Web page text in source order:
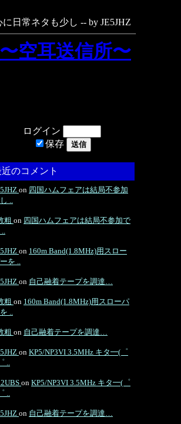
日常ネタも少し -- by JE5JHZ
〜空耳送信所〜
ログイン
保存
のコメント
on 四国ハムフェアは結局不参加
..
粗 on 四国ハムフェアは結局不参加で
..
on 160m Band(1.8MHz)用スロー
を ..
on 自己融着テープを調達…
粗 on 160m Band(1.8MHz)用スローパ
..
粗 on 自己融着テープを調達…
on KP5/NP3VI 3.5MHz キタ━(゜
..
on KP5/NP3VI 3.5MHz キタ━(゜
..
on 自己融着テープを調達…